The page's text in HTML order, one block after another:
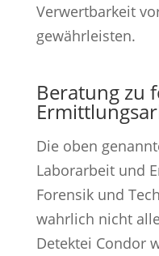
Verwertbarkeit
gewährleisten.
Beratung zu
Die oben
Laborarbeit und
Forensik und
wahrlich nicht
Detektei Condor